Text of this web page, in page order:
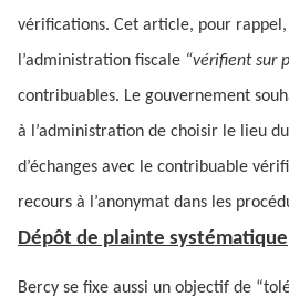
vérifications. Cet article, pour
l’administration fiscale “vérifient sur
contribuables. Le gouvernement
à l’administration de choisir le lieu
d’échanges avec le contribuable
recours à l’anonymat dans les
Dépôt de plainte systématique
Bercy se fixe aussi un objectif de